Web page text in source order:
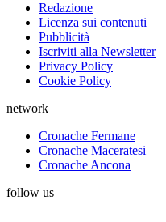
Redazione
Licenza sui contenuti
Pubblicità
Iscriviti alla Newsletter
Privacy Policy
Cookie Policy
network
Cronache Fermane
Cronache Maceratesi
Cronache Ancona
follow us